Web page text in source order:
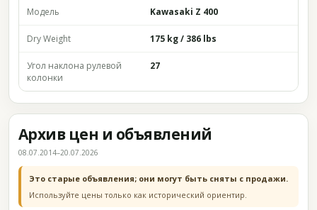
Модель Kawasaki Z 400
Dry Weight 175 kg / 386 lbs
Угол наклона рулевой
колонки
27
Архив цен и объявлений
08.07.2014–20.07.2026
Это старые объявления; они могут быть сняты с продажи.
Используйте цены только как исторический ориентир.